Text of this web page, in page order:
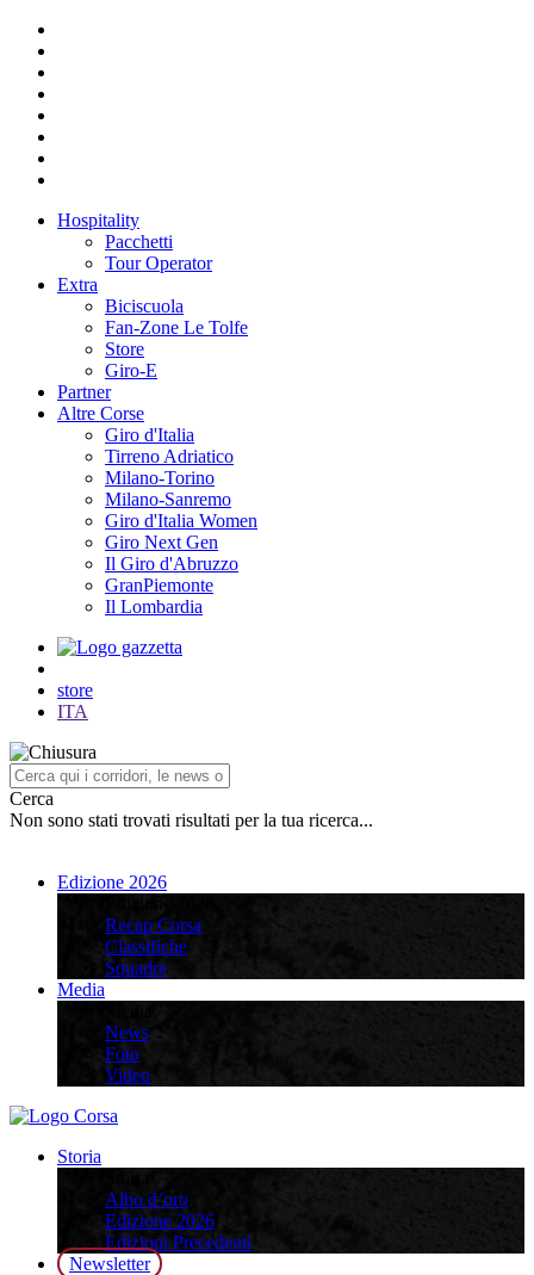
Hospitality
Pacchetti
Tour Operator
Extra
Biciscuola
Fan-Zone Le Tolfe
Store
Giro-E
Partner
Altre Corse
Giro d'Italia
Tirreno Adriatico
Milano-Torino
Milano-Sanremo
Giro d'Italia Women
Giro Next Gen
Il Giro d'Abruzzo
GranPiemonte
Il Lombardia
store
ITA
Cerca
Non sono stati trovati risultati per la tua ricerca...
Edizione 2026
Recap Corsa
Classifiche
Squadre
Media
News
Foto
Video
Storia
Albo d’oro
Edizione 2026
Edizioni Precedenti
Newsletter